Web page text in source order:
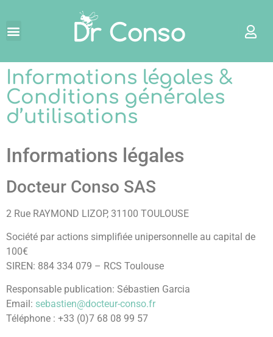
Informations légales &
Conditions générales
d’utilisations
Informations légales
Docteur Conso SAS
2 Rue RAYMOND LIZOP, 31100 TOULOUSE
Société par actions simplifiée unipersonnelle au capital de
100€
SIREN: 884 334 079 – RCS Toulouse
Responsable publication: Sébastien Garcia
Email: sebastien@docteur-conso.fr
Téléphone : +33 (0)7 68 08 99 57